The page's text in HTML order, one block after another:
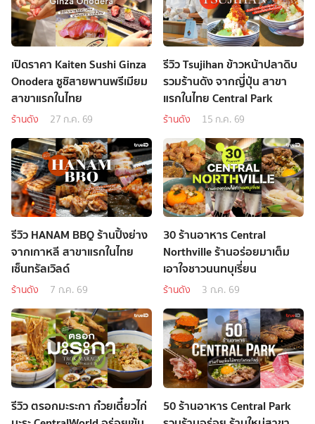
เปิดราคา Kaiten Sushi Ginza
Onodera ซูชิสายพานพรีเมียม
สาขาแรกในไทย
ร้านดัง 27 ก.ค. 69
รีวิว Tsujihan ข้าวหน้าปลาดิบ
รวมร้านดัง จากญี่ปุ่น สาขา
แรกในไทย Central Park
ร้านดัง 15 ก.ค. 69
รีวิว HANAM BBQ ร้านปิ้งย่าง
จากเกาหลี สาขาแรกในไทย
เซ็นทรัลเวิลด์
ร้านดัง 7 ก.ค. 69
30 ร้านอาหาร Central
Northville ร้านอร่อยมาเต็ม
เอาใจชาวนนทบุเรี่ยน
ร้านดัง 3 ก.ค. 69
รีวิว ตรอกมะระกา ก๋วยเตี๋ยวไก่
50 ร้านอาหาร Central Park